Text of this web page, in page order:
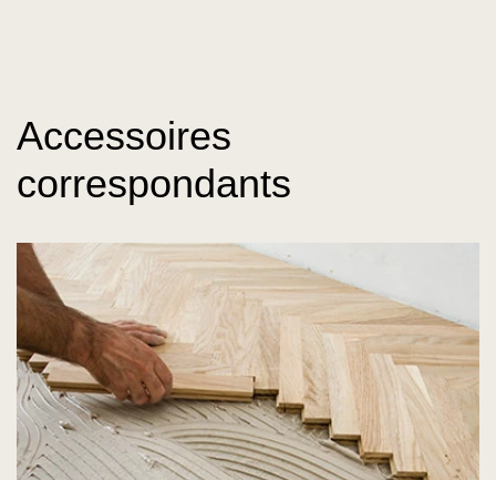
Accessoires
correspondants